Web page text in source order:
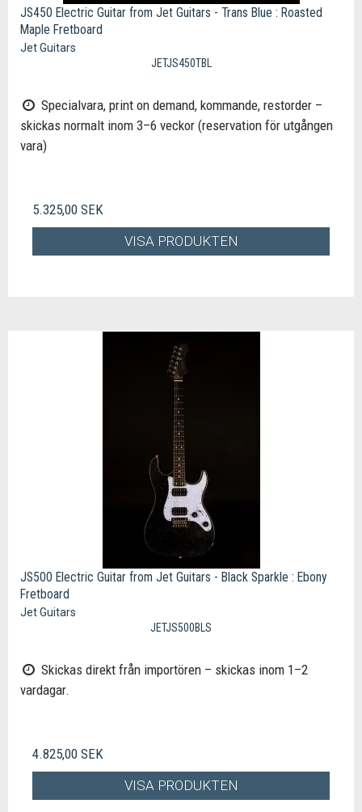
JS450 Electric Guitar from Jet Guitars - Trans Blue : Roasted
Maple Fretboard
Jet Guitars
JETJS450TBL
Specialvara, print on demand, kommande, restorder –
skickas normalt inom 3–6 veckor (reservation för utgången
vara)
5.325,00 SEK
VISA PRODUKTEN
JS500 Electric Guitar from Jet Guitars - Black Sparkle : Ebony
Fretboard
Jet Guitars
JETJS500BLS
Skickas direkt från importören – skickas inom 1–2
vardagar.
4.825,00 SEK
VISA PRODUKTEN